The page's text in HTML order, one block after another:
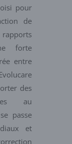
pour
de
forte
entre
des
au
passe
et